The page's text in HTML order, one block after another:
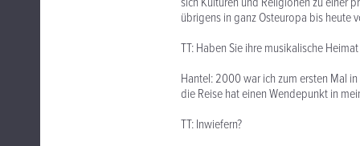
übrigens in ganz Osteuropa bis heute
TT: Haben Sie ihre musikalische
Hantel: 2000 war ich zum ersten Mal
die Reise hat einen Wendepunkt in
TT: Inwiefern?